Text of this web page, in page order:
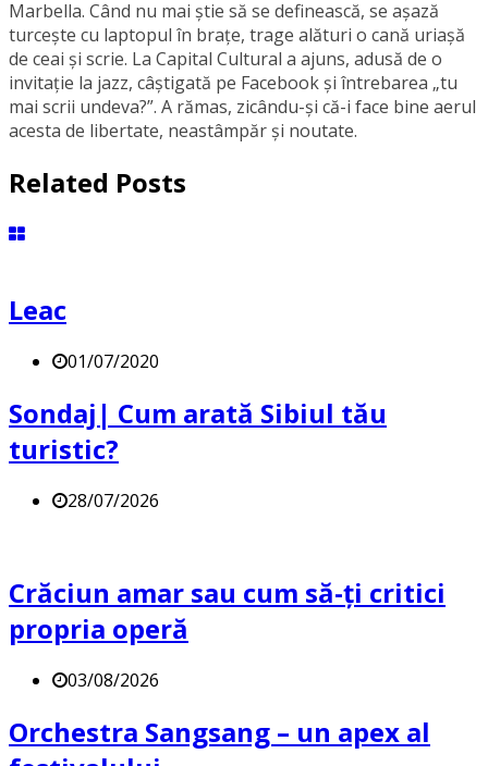
Marbella. Când nu mai știe să se definească, se aşază
turcește cu laptopul în brațe, trage alături o cană uriașă
de ceai și scrie. La Capital Cultural a ajuns, adusă de o
invitație la jazz, câștigată pe Facebook și întrebarea „tu
mai scrii undeva?”. A rămas, zicându-și că-i face bine aerul
acesta de libertate, neastâmpăr și noutate.
Related Posts
Leac
01/07/2020
Sondaj| Cum arată Sibiul tău
turistic?
28/07/2026
Crăciun amar sau cum să-ți critici
propria operă
03/08/2026
Orchestra Sangsang – un apex al